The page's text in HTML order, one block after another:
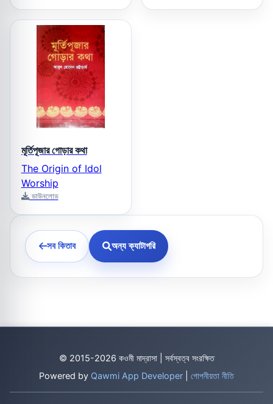
মূর্তিপূজার গোড়ার কথা
The Origin of Idol
Worship
ডাউনলোড
সব কিতাব অন্য ক্যাটাগরি
© 2015-2026 কওমী মাদ্রাসা | সর্বস্বত্ব সংরক্ষিত
Powered by Qawmi App Developer গোপনীয়তা নীতি